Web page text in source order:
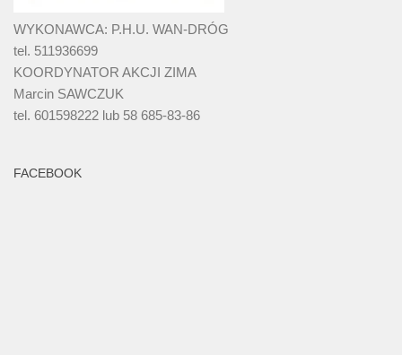
WYKONAWCA: P.H.U. WAN-DRÓG
tel. 511936699
KOORDYNATOR AKCJI ZIMA
Marcin SAWCZUK
tel. 601598222 lub 58 685-83-86
FACEBOOK